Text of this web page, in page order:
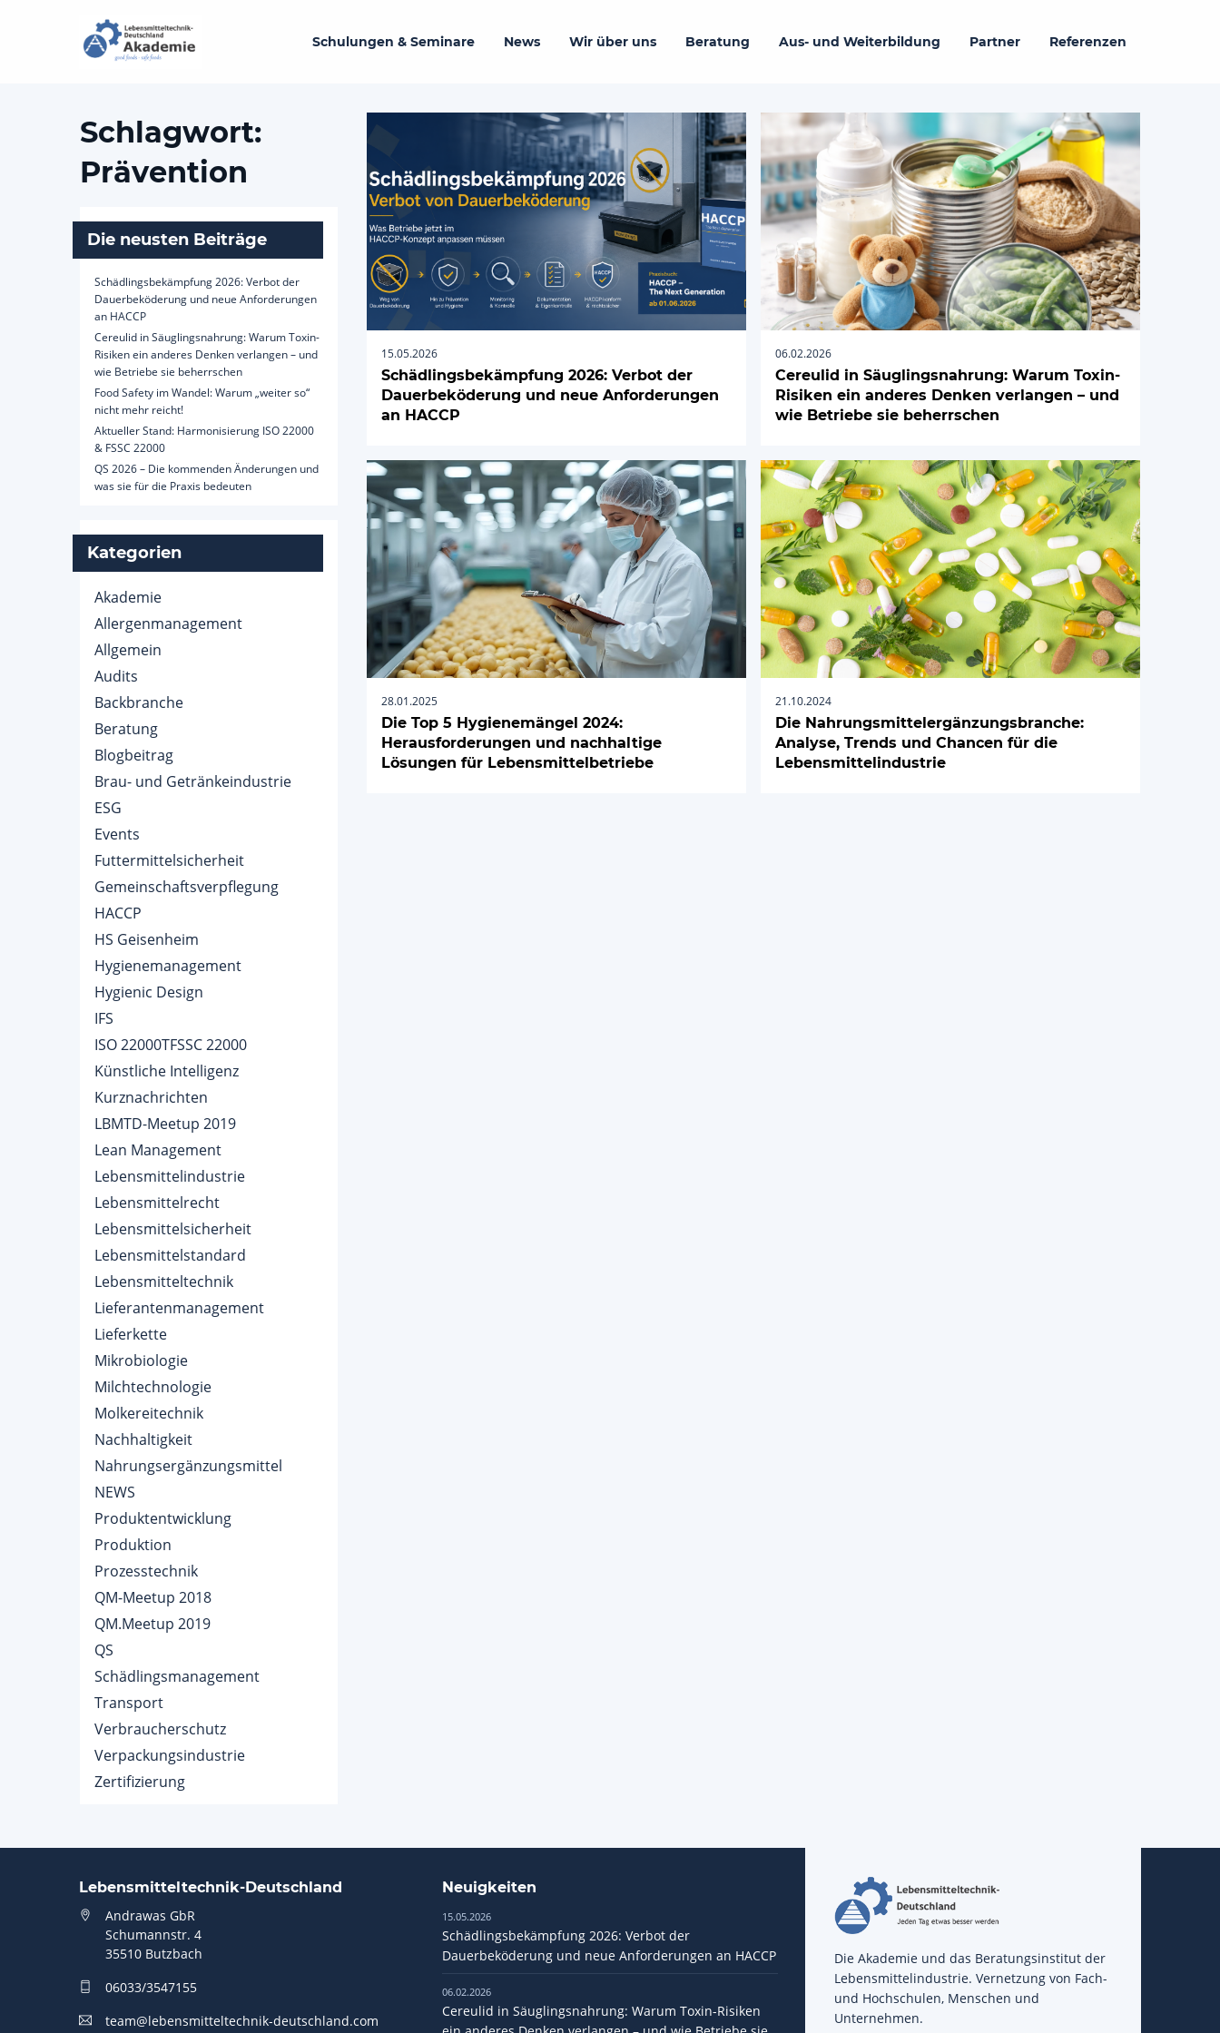
Schulungen & Seminare News Wir über uns Beratung Aus- und Weiterbildung Partner Referenzen
Schlagwort:
Prävention
15.05.2026
Schädlingsbekämpfung 2026: Verbot der
Dauerbeköderung und neue Anforderungen
an HACCP
06.02.2026
Cereulid in Säuglingsnahrung: Warum Toxin-
Risiken ein anderes Denken verlangen – und
wie Betriebe sie beherrschen
28.01.2025
Die Top 5 Hygienemängel 2024:
Herausforderungen und nachhaltige
Lösungen für Lebensmittelbetriebe
21.10.2024
Die Nahrungsmittelergänzungsbranche:
Analyse, Trends und Chancen für die
Lebensmittelindustrie
Die neusten Beiträge
Schädlingsbekämpfung 2026: Verbot der
Dauerbeköderung und neue Anforderungen
an HACCP
Cereulid in Säuglingsnahrung: Warum Toxin-
Risiken ein anderes Denken verlangen – und
wie Betriebe sie beherrschen
Food Safety im Wandel: Warum „weiter so“
nicht mehr reicht!
Aktueller Stand: Harmonisierung ISO 22000
& FSSC 22000
QS 2026 – Die kommenden Änderungen und
was sie für die Praxis bedeuten
Kategorien
Akademie
Allergenmanagement
Allgemein
Audits
Backbranche
Beratung
Blogbeitrag
Brau- und Getränkeindustrie
ESG
Events
Futtermittelsicherheit
Gemeinschaftsverpflegung
HACCP
HS Geisenheim
Hygienemanagement
Hygienic Design
IFS
ISO 22000TFSSC 22000
Künstliche Intelligenz
Kurznachrichten
LBMTD-Meetup 2019
Lean Management
Lebensmittelindustrie
Lebensmittelrecht
Lebensmittelsicherheit
Lebensmittelstandard
Lebensmitteltechnik
Lieferantenmanagement
Lieferkette
Mikrobiologie
Milchtechnologie
Molkereitechnik
Nachhaltigkeit
Nahrungsergänzungsmittel
NEWS
Produktentwicklung
Produktion
Prozesstechnik
QM-Meetup 2018
QM.Meetup 2019
QS
Schädlingsmanagement
Transport
Verbraucherschutz
Verpackungsindustrie
Zertifizierung
Lebensmitteltechnik-Deutschland
Andrawas GbR
Schumannstr. 4
35510 Butzbach
06033/3547155
team@lebensmitteltechnik-deutschland.com
Neuigkeiten
15.05.2026
Schädlingsbekämpfung 2026: Verbot der
Dauerbeköderung und neue Anforderungen an HACCP
06.02.2026
Cereulid in Säuglingsnahrung: Warum Toxin-Risiken
Die Akademie und das Beratungsinstitut der
Lebensmittelindustrie. Vernetzung von Fach-
und Hochschulen, Menschen und
Unternehmen.